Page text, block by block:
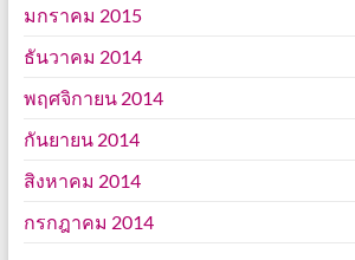
มกราคม 2015
ธันวาคม 2014
พฤศจิกายน 2014
กันยายน 2014
สิงหาคม 2014
กรกฎาคม 2014